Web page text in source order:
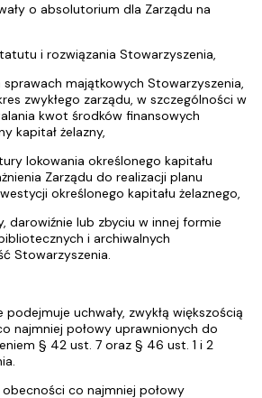
o absolutorium dla Zarządu na
i rozwiązania Stowarzyszenia,
majątkowych Stowarzyszenia,
zwykłego zarządu, w szczególności w
kwot środków finansowych
kapitał żelazny,
lokowania określonego kapitału
Zarządu do realizacji planu
określonego kapitału żelaznego,
darowiźnie lub zbyciu w innej formie
i archiwalnych
Stowarzyszenia.
podejmuje uchwały, zwykłą większością
najmniej połowy uprawnionych do
§ 42 ust. 7 oraz § 46 ust. 1 i 2
co najmniej połowy